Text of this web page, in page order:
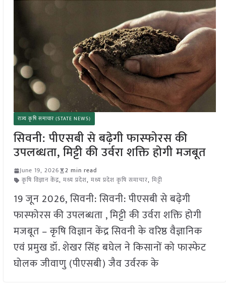
राज्य कृषि समाचार (STATE NEWS)
सिवनी: पीएसबी से बढ़ेगी फास्फोरस की
उपलब्धता, मिट्टी की उर्वरा शक्ति होगी मजबूत
June 19, 2026
2 min read
कृषि विज्ञान केंद्र, मध्य प्रदेश, मध्य प्रदेश कृषि समाचार, मिट्टी
19 जून 2026, सिवनी: सिवनी: पीएसबी से बढ़ेगी
फास्फोरस की उपलब्धता , मिट्टी की उर्वरा शक्ति होगी
मजबूत – कृषि विज्ञान केंद्र सिवनी के वरिष्ठ वैज्ञानिक
एवं प्रमुख डॉ. शेखर सिंह बघेल ने किसानों को फास्फेट
घोलक जीवाणु (पीएसबी) जैव उर्वरक के